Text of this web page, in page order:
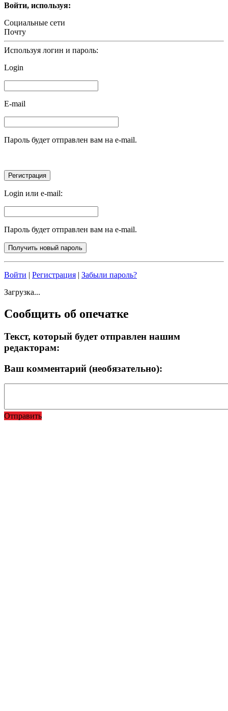
Войти, используя:
Социальные сети
Почту
Используя логин и пароль:
Login
E-mail
Пароль будет отправлен вам на e-mail.
Login или e-mail:
Пароль будет отправлен вам на e-mail.
Войти | Регистрация | Забыли пароль?
Загрузка...
Сообщить об опечатке
Текст, который будет отправлен нашим
редакторам:
Ваш комментарий (необязательно):
Отправить